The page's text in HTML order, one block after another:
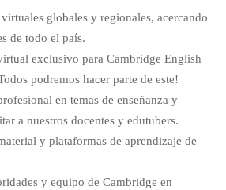
globales y regionales, acercando
de todo el país.
exclusivo para Cambridge English
podremos hacer parte de este!
en temas de enseñanza y
a nuestros docentes y edutubers.
y plataformas de aprendizaje de
y equipo de Cambridge en